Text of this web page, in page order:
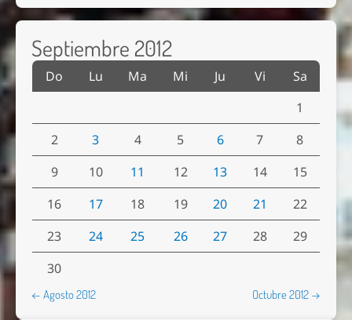
Septiembre 2012
Do Lu Ma Mi Ju Vi
Sa
1
2
3 4 5 6 7
8
9
10 11 12 13 14
15
16
17 18 19 20 21
22
23
24 25 26 27 28
29
30
← Agosto 2012 Octubre 2012 →